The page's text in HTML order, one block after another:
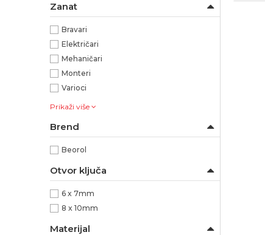
Zanat
Bravari
Električari
Mehaničari
Monteri
Varioci
Prikaži više
Brend
Beorol
Otvor ključa
6 x 7mm
8 x 10mm
Materijal